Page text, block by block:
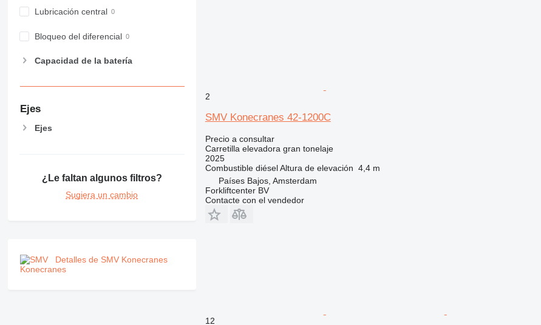
Lubricación central
Bloqueo del diferencial
Capacidad de la batería
Ejes
Ejes
¿Le faltan algunos filtros?
Sugiera un cambio
Detalles de SMV Konecranes
2
SMV Konecranes 42-1200C
Precio a consultar
Carretilla elevadora gran tonelaje
2025
Combustible diésel Altura de elevación 4,4 m
Países Bajos, Amsterdam
Forkliftcenter BV
Contacte con el vendedor
12